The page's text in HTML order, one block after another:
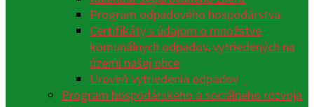
Program odpadového hospodárstva
Certifikáty s údajom o množstve
komunálnych odpadov, vytriedených na
území našej obce
Úroveň vytriedenia odpadov
Program hospodárskeho a sociálneho rozvoja